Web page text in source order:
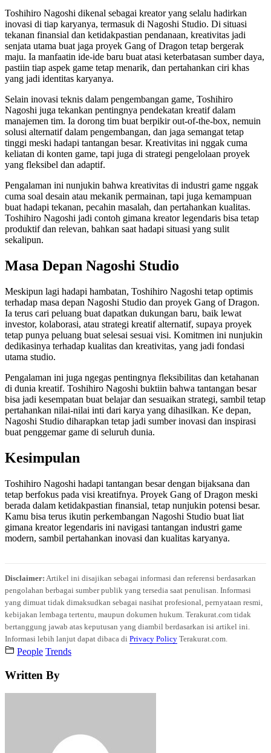
Toshihiro Nagoshi dikenal sebagai kreator yang selalu hadirkan
inovasi di tiap karyanya, termasuk di Nagoshi Studio. Di situasi
tekanan finansial dan ketidakpastian pendanaan, kreativitas jadi
senjata utama buat jaga proyek Gang of Dragon tetap bergerak
maju. Ia manfaatin ide-ide baru buat atasi keterbatasan sumber daya,
pastiin tiap aspek game tetap menarik, dan pertahankan ciri khas
yang jadi identitas karyanya.
Selain inovasi teknis dalam pengembangan game, Toshihiro
Nagoshi juga tekankan pentingnya pendekatan kreatif dalam
manajemen tim. Ia dorong tim buat berpikir out-of-the-box, nemuin
solusi alternatif dalam pengembangan, dan jaga semangat tetap
tinggi meski hadapi tantangan besar. Kreativitas ini nggak cuma
keliatan di konten game, tapi juga di strategi pengelolaan proyek
yang fleksibel dan adaptif.
Pengalaman ini nunjukin bahwa kreativitas di industri game nggak
cuma soal desain atau mekanik permainan, tapi juga kemampuan
buat hadapi tekanan, pecahin masalah, dan pertahankan kualitas.
Toshihiro Nagoshi jadi contoh gimana kreator legendaris bisa tetap
produktif dan relevan, bahkan saat hadapi situasi yang sulit
sekalipun.
Masa Depan Nagoshi Studio
Meskipun lagi hadapi hambatan, Toshihiro Nagoshi tetap optimis
terhadap masa depan Nagoshi Studio dan proyek Gang of Dragon.
Ia terus cari peluang buat dapatkan dukungan baru, baik lewat
investor, kolaborasi, atau strategi kreatif alternatif, supaya proyek
tetap punya peluang buat selesai sesuai visi. Komitmen ini nunjukin
dedikasinya terhadap kualitas dan kreativitas, yang jadi fondasi
utama studio.
Pengalaman ini juga ngegas pentingnya fleksibilitas dan ketahanan
di dunia kreatif. Toshihiro Nagoshi buktiin bahwa tantangan besar
bisa jadi kesempatan buat belajar dan sesuaikan strategi, sambil tetap
pertahankan nilai-nilai inti dari karya yang dihasilkan. Ke depan,
Nagoshi Studio diharapkan tetap jadi sumber inovasi dan inspirasi
buat penggemar game di seluruh dunia.
Kesimpulan
Toshihiro Nagoshi hadapi tantangan besar dengan bijaksana dan
tetap berfokus pada visi kreatifnya. Proyek Gang of Dragon meski
berada dalam ketidakpastian finansial, tetap nunjukin potensi besar.
Kamu bisa terus ikutin perkembangan Nagoshi Studio buat liat
gimana kreator legendaris ini navigasi tantangan industri game
modern, sambil pertahankan inovasi dan kualitas karyanya.
Disclaimer: Artikel ini disajikan sebagai informasi dan referensi berdasarkan
pengolahan berbagai sumber publik yang tersedia saat penulisan. Informasi
yang dimuat tidak dimaksudkan sebagai nasihat profesional, pernyataan resmi,
kebijakan lembaga tertentu, maupun dokumen hukum. Terakurat.com tidak
bertanggung jawab atas keputusan yang diambil berdasarkan isi artikel ini.
Informasi lebih lanjut dapat dibaca di Privacy Policy Terakurat.com.
People Trends
Written By